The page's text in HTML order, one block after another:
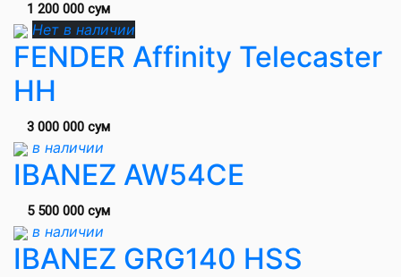
1 200 000 сум
Нет в наличии
FENDER Affinity Telecaster
HH
3 000 000 сум
в наличии
IBANEZ AW54CE
5 500 000 сум
в наличии
IBANEZ GRG140 HSS